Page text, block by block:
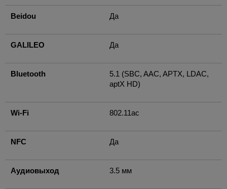
Beidou Да
GALILEO Да
Bluetooth
5.1 (SBC, AAC, APTX, LDAC,
aptX HD)
Wi-Fi 802.11ac
NFC Да
Аудиовыход 3.5 мм